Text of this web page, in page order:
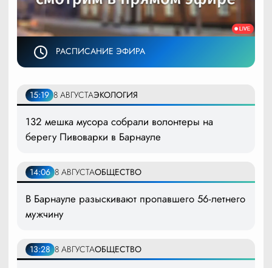
РАСПИСАНИЕ ЭФИРА
15:19 8 АВГУСТАЭКОЛОГИЯ
132 мешка мусора собрали волонтеры на
берегу Пивоварки в Барнауле
14:06 8 АВГУСТАОБЩЕСТВО
В Барнауле разыскивают пропавшего 56-летнего
мужчину
13:28 8 АВГУСТАОБЩЕСТВО